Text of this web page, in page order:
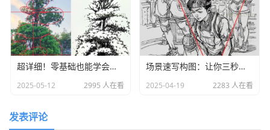
讲解了解下，一起学起来吧！
手部作画步骤图
手部表现需要注意的特征：
1.先将手腕、手掌、手指大形体概括出来再去细分，更好
2.注意每根手指粗细，指甲形状特征的表现。
超详细！零基础也能学会画树教程
2025-05-12 2995 人在看
场景速写构图：让你三秒锁死考官视线！
2025-04-19 2283 人在看
发表评论